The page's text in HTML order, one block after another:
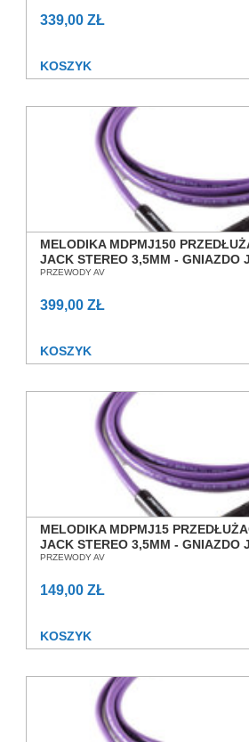
339,00 ZŁ
KOSZYK
MELODIKA MDPMJ150
JACK STEREO 3,5MM - GNIAZDO
3,5MM 15,0M SALON POZNAŃ
PRZEWODY AV
399,00 ZŁ
KOSZYK
MELODIKA MDPMJ15
JACK STEREO 3,5MM - GNIAZDO
3,5MM 1,5M SALON POZNAŃ
PRZEWODY AV
149,00 ZŁ
KOSZYK